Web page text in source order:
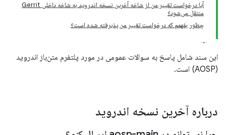
آیا درخواست تغییر من از شاخه آخرین نسخه اندروید به شاخه داخلی Gerrit
منتقل می‌شود؟
چطور بفهمم که درخواست تغییر من پذیرفته شده است؟
این سند شامل پاسخ به سوالات عمومی در مورد پلتفرم متن‌باز اندروید
(AOSP) است.
درباره آخرین نسخه اندروید